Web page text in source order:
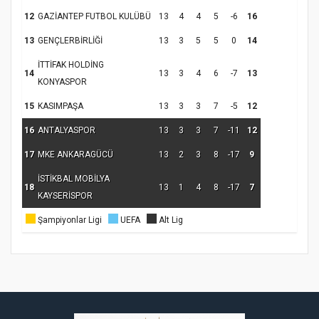
Samsun Atakum’da Ayasofya Camii
Etkinliği
Türkiye’de insanlar dinle bağlarını
koparıyor mu?
12 GAZİANTEP FUTBOL KULÜBÜ 13 4 4 5 -6 16
13 GENÇLERBİRLİĞİ 13 3 5 5 0 14
14
İTTİFAK HOLDİNG
KONYASPOR
13 3 4 6 -7 13
15 KASIMPAŞA 13 3 3 7 -5 12
16 ANTALYASPOR 13 3 3 7 -11 12
17 MKE ANKARAGÜCÜ 13 2 3 8 -17 9
18
İSTİKBAL MOBİLYA
KAYSERİSPOR
13 1 4 8 -17 7
Şampiyonlar Ligi UEFA Alt Lig